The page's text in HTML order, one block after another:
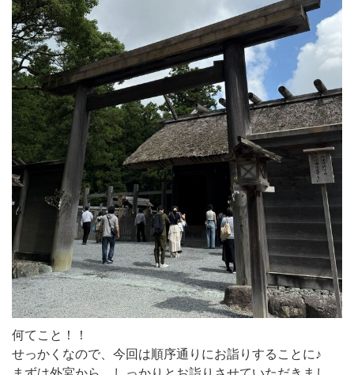
何てこと！！
せっかくなので、今回は順序通りにお詣りすることに♪